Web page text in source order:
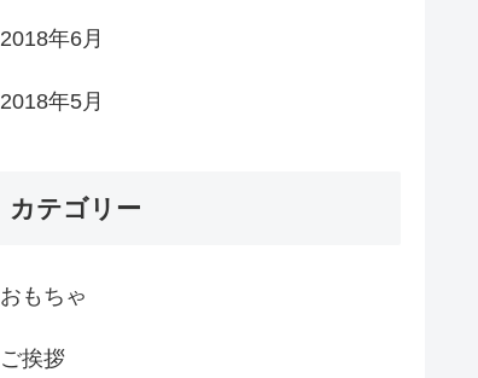
2018年6月
2018年5月
カテゴリー
おもちゃ
ご挨拶